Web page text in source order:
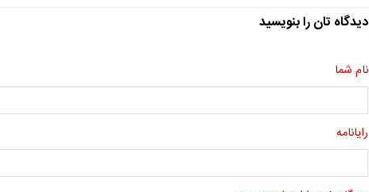
دیدگاه تان را بنویسید
نام شما
رایانامه